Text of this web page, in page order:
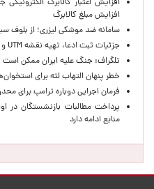
افزایش اعتبار کالابرگ
افزایش مبلغ کالابرگ
سامانه ضد موشکی لیزری؛ از بلوف
جزئیات ثبت ادعا، تهیه نقشه UTM و ارائه مادر سند اعلام شد
تلگراف: جنگ علیه ایران ممکن است
خطر پنهان التهاب لثه برای
فرمان اجرایی دوباره ترامپ برای
پرداخت مطالبات بازنشستگان در
منابع ادامه دارد